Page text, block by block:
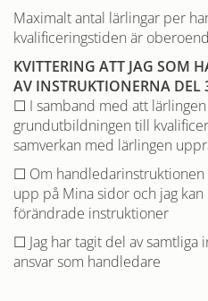
Maximalt antal lärlingar per
kvalificeringstiden är
KVITTERING ATT JAG SOM
AV INSTRUKTIONERNA DEL
☐ I samband med att
grundutbildningen till
samverkan med lärlingen
☐ Om
upp på Mina sidor och jag
förändrade instruktioner
☐ Jag har tagit del av
ansvar som handledare